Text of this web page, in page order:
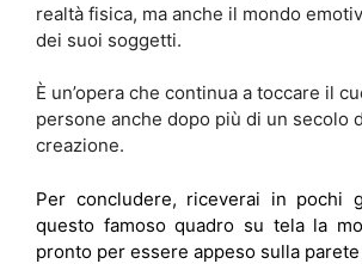
realtà fisica, ma anche il mondo
dei suoi soggetti.
È un’opera che continua a toccare il
persone anche dopo più di un secolo
creazione.
Per concludere, riceverai in pochi
questo famoso quadro su tela la
pronto per essere appeso sulla